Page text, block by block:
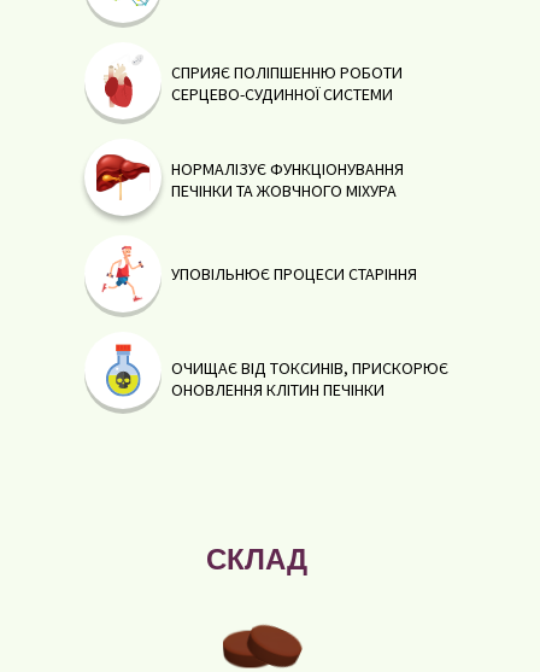
СПРИЯЄ ПОЛІПШЕННЮ РОБОТИ
СЕРЦЕВО-СУДИННОЇ СИСТЕМИ
ОЧИЩАЄ ВІД ТОКСИНІВ, ПРИСКОРЮЄ
ОНОВЛЕННЯ КЛІТИН ПЕЧІНКИ
НОРМАЛІЗУЄ ФУНКЦІОНУВАННЯ
ПЕЧІНКИ ТА ЖОВЧНОГО МІХУРА
УПОВІЛЬНЮЄ ПРОЦЕСИ СТАРІННЯ
СКЛАД